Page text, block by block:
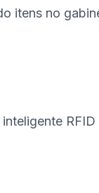
itens no
RFID